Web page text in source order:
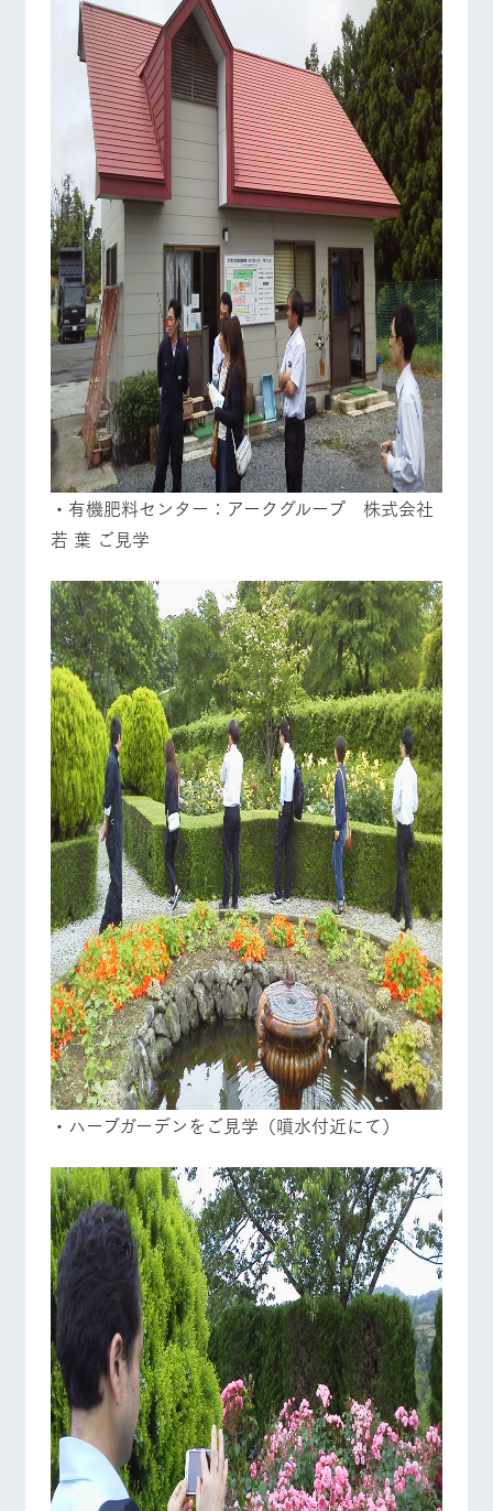
・有機肥料センター：アークグループ 株式会社
若 葉 ご見学
・ハーブガーデンをご見学（噴水付近にて）